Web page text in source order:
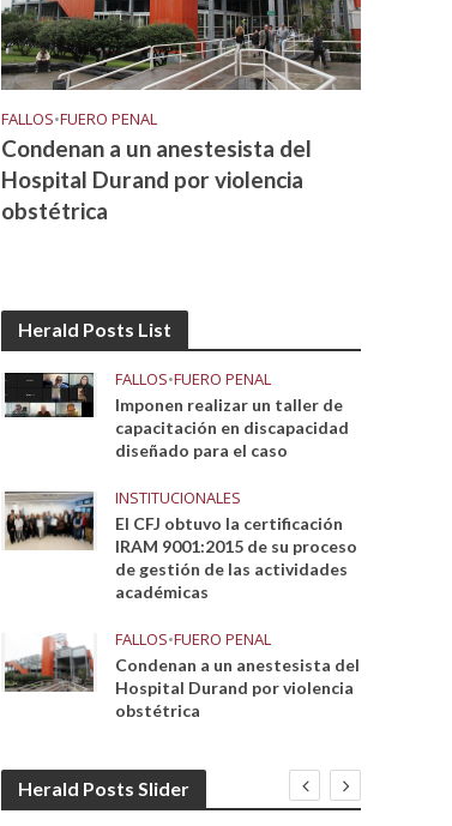
FALLOS•FUERO PENAL
Condenan a un anestesista del
Hospital Durand por violencia
obstétrica
Herald Posts List
FALLOS•FUERO PENAL
Imponen realizar un taller de
capacitación en discapacidad
diseñado para el caso
INSTITUCIONALES
El CFJ obtuvo la certificación
IRAM 9001:2015 de su proceso
de gestión de las actividades
académicas
FALLOS•FUERO PENAL
Condenan a un anestesista del
Hospital Durand por violencia
obstétrica
Herald Posts Slider